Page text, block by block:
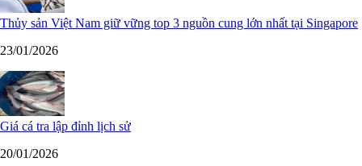
Thủy sản Việt Nam giữ vững top 3 nguồn cung lớn nhất tại Singapore
23/01/2026
Giá cá tra lập đỉnh lịch sử
20/01/2026